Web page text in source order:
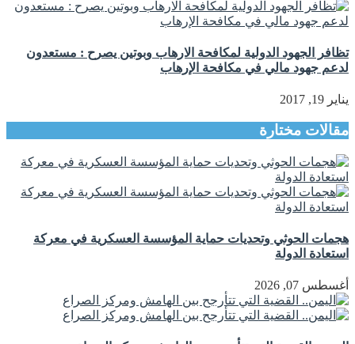
تظافر الجهود الدولية لمكافحة الارهاب وبوتين يصرح : مستعدون
لدعم جهود مالي في مكافحة الإرهاب
يناير 19, 2017
مقالات مختارة
هجمات الحوثي وتحديات حماية المؤسسة العسكرية في معركة
استعادة الدولة
أغسطس 07, 2026